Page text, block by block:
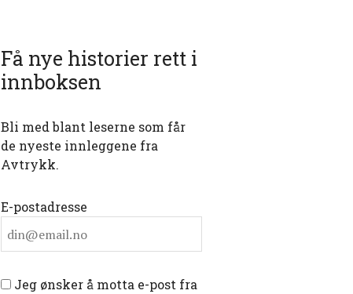
Få nye historier rett i
innboksen
Bli med blant leserne som får
de nyeste innleggene fra
Avtrykk.
E-postadresse
Jeg ønsker å motta e-post fra